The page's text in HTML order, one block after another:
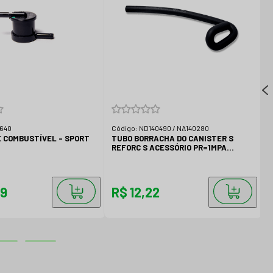
COMBUSTÍVEL - SPORT
Código: ND140490 / NA140280
TUBO BORRACHA DO CANISTER S
REFORC S ACESSÓRIO PR=1MPA
R$ 12,22